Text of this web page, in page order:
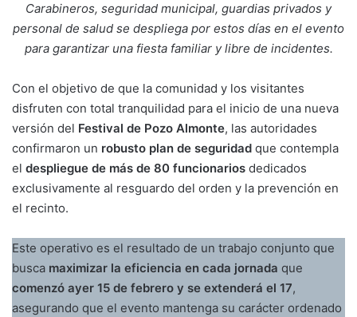
Carabineros, seguridad municipal, guardias privados y
personal de salud se despliega por estos días en el evento
para garantizar una fiesta familiar y libre de incidentes.
Con el objetivo de que la comunidad y los visitantes
disfruten con total tranquilidad para el inicio de una nueva
versión del Festival de Pozo Almonte, las autoridades
confirmaron un robusto plan de seguridad que contempla
el despliegue de más de 80 funcionarios dedicados
exclusivamente al resguardo del orden y la prevención en
el recinto.
Este operativo es el resultado de un trabajo conjunto que
busca maximizar la eficiencia en cada jornada que
comenzó ayer 15 de febrero y se extenderá el 17,
asegurando que el evento mantenga su carácter ordenado